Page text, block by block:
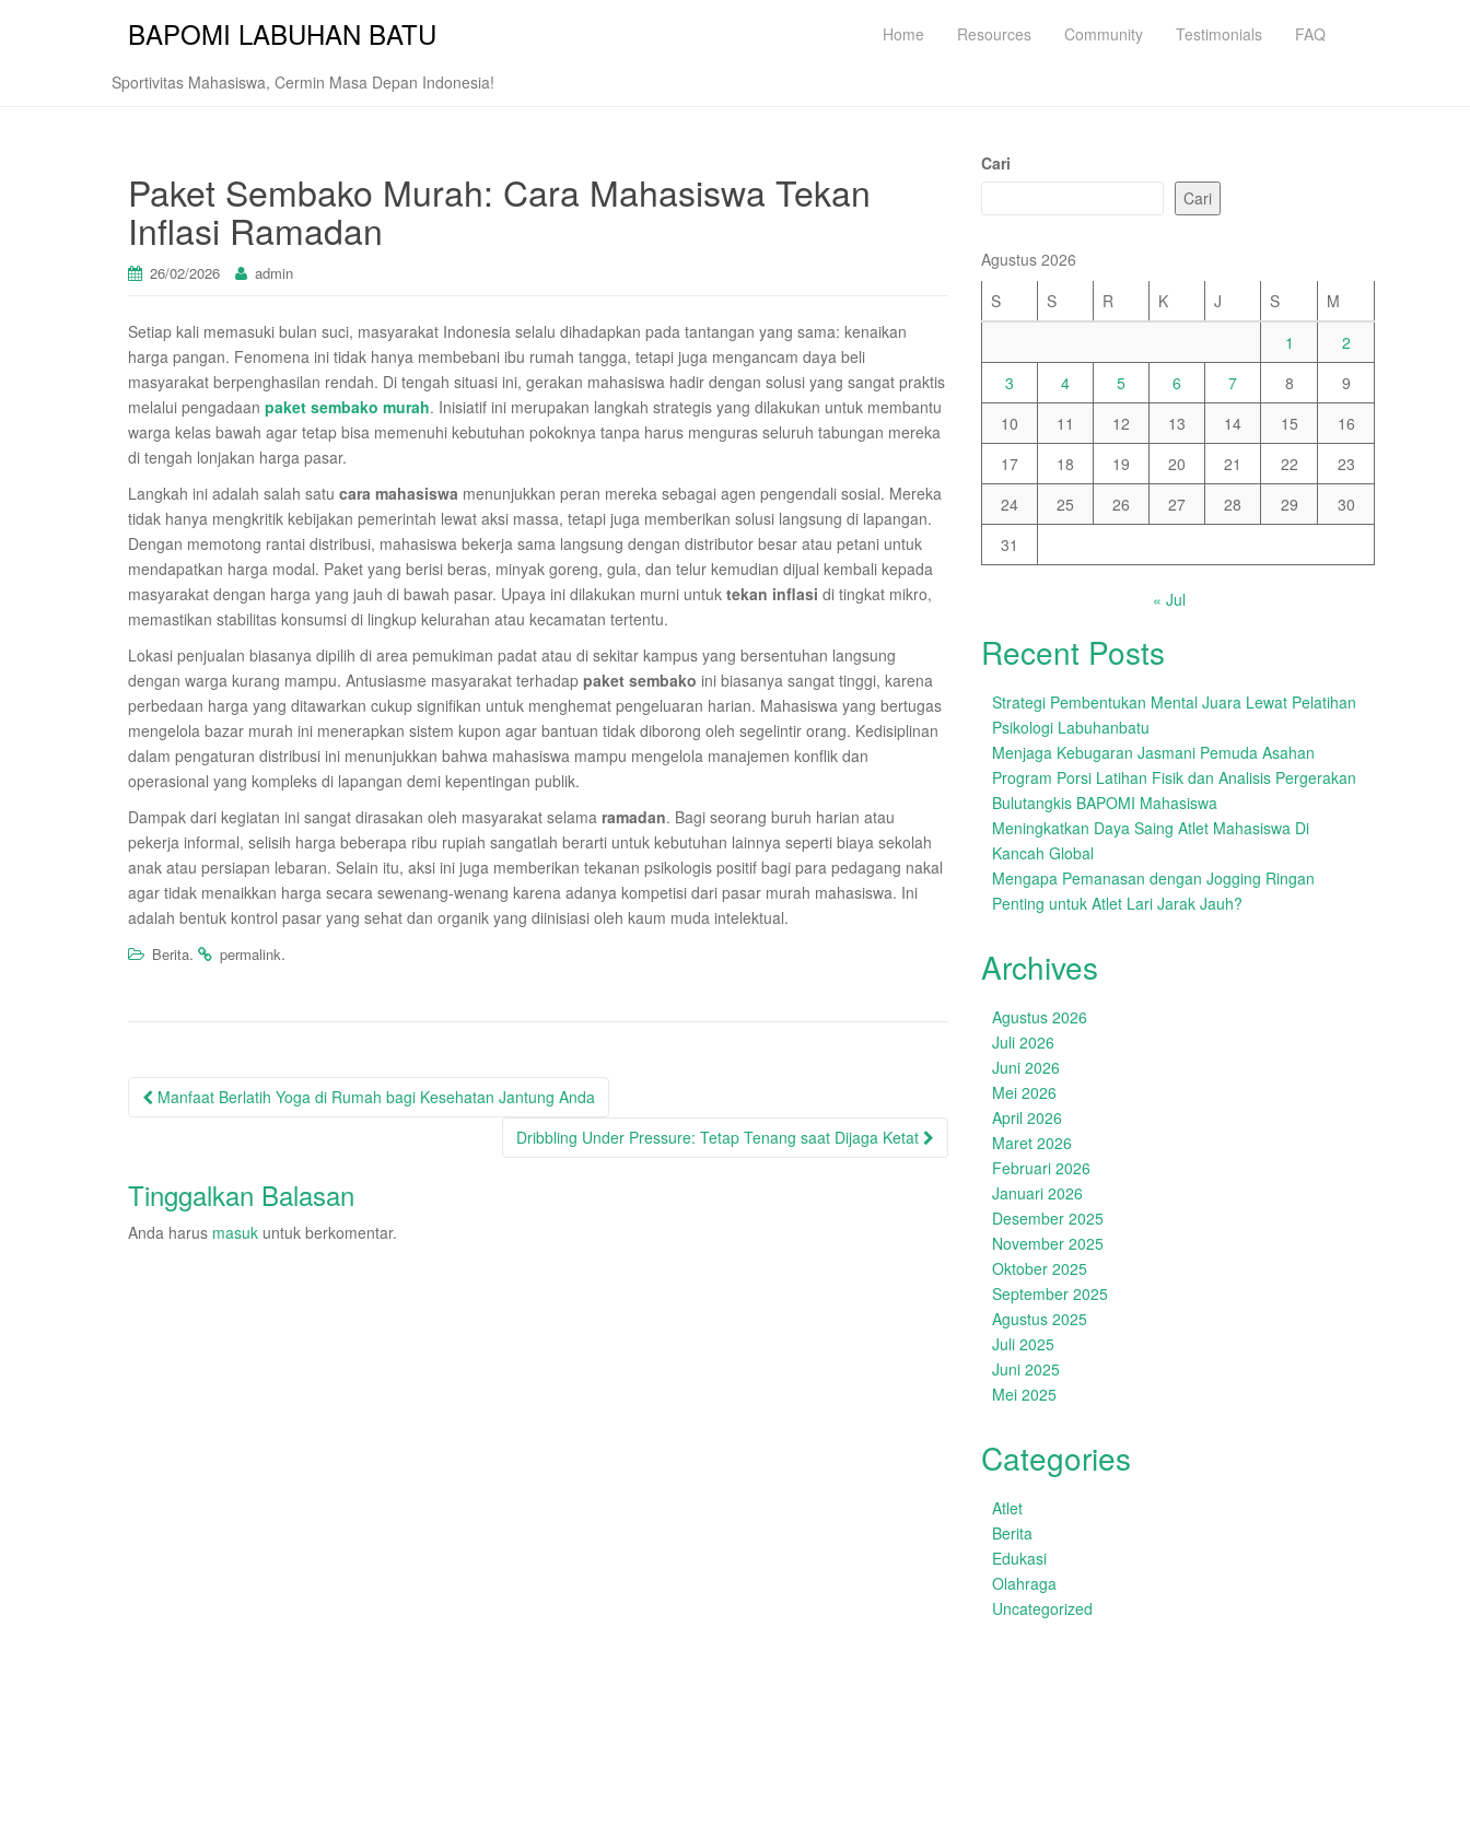
BAPOMI LABUHAN BATU
Sportivitas Mahasiswa, Cermin Masa Depan Indonesia!
Home Resources Community Testimonials FAQ
Paket Sembako Murah: Cara Mahasiswa Tekan
Inflasi Ramadan
26/02/2026 admin
Setiap kali memasuki bulan suci, masyarakat Indonesia selalu dihadapkan pada tantangan yang sama: kenaikan
harga pangan. Fenomena ini tidak hanya membebani ibu rumah tangga, tetapi juga mengancam daya beli
masyarakat berpenghasilan rendah. Di tengah situasi ini, gerakan mahasiswa hadir dengan solusi yang sangat praktis
melalui pengadaan paket sembako murah. Inisiatif ini merupakan langkah strategis yang dilakukan untuk membantu
warga kelas bawah agar tetap bisa memenuhi kebutuhan pokoknya tanpa harus menguras seluruh tabungan mereka
di tengah lonjakan harga pasar.
Langkah ini adalah salah satu cara mahasiswa menunjukkan peran mereka sebagai agen pengendali sosial. Mereka
tidak hanya mengkritik kebijakan pemerintah lewat aksi massa, tetapi juga memberikan solusi langsung di lapangan.
Dengan memotong rantai distribusi, mahasiswa bekerja sama langsung dengan distributor besar atau petani untuk
mendapatkan harga modal. Paket yang berisi beras, minyak goreng, gula, dan telur kemudian dijual kembali kepada
masyarakat dengan harga yang jauh di bawah pasar. Upaya ini dilakukan murni untuk tekan inflasi di tingkat mikro,
memastikan stabilitas konsumsi di lingkup kelurahan atau kecamatan tertentu.
Lokasi penjualan biasanya dipilih di area pemukiman padat atau di sekitar kampus yang bersentuhan langsung
dengan warga kurang mampu. Antusiasme masyarakat terhadap paket sembako ini biasanya sangat tinggi, karena
perbedaan harga yang ditawarkan cukup signifikan untuk menghemat pengeluaran harian. Mahasiswa yang bertugas
mengelola bazar murah ini menerapkan sistem kupon agar bantuan tidak diborong oleh segelintir orang. Kedisiplinan
dalam pengaturan distribusi ini menunjukkan bahwa mahasiswa mampu mengelola manajemen konflik dan
operasional yang kompleks di lapangan demi kepentingan publik.
Dampak dari kegiatan ini sangat dirasakan oleh masyarakat selama ramadan. Bagi seorang buruh harian atau
pekerja informal, selisih harga beberapa ribu rupiah sangatlah berarti untuk kebutuhan lainnya seperti biaya sekolah
anak atau persiapan lebaran. Selain itu, aksi ini juga memberikan tekanan psikologis positif bagi para pedagang nakal
agar tidak menaikkan harga secara sewenang-wenang karena adanya kompetisi dari pasar murah mahasiswa. Ini
adalah bentuk kontrol pasar yang sehat dan organik yang diinisiasi oleh kaum muda intelektual.
Berita. permalink.
Post
Manfaat Berlatih Yoga di Rumah bagi Kesehatan Jantung Anda
Dribbling Under Pressure: Tetap Tenang saat Dijaga Ketat
Tinggalkan Balasan
Anda harus masuk untuk berkomentar.
Cari
Cari
Agustus 2026
S
S R K J S
M
1
2
3
4 5 6 7 8
9
10
11 12 13 14 15
16
17
18 19 20 21 22
23
24
25 26 27 28 29
30
31
« Jul
Recent Posts
Strategi Pembentukan Mental Juara Lewat Pelatihan
Psikologi Labuhanbatu
Menjaga Kebugaran Jasmani Pemuda Asahan
Program Porsi Latihan Fisik dan Analisis Pergerakan
Bulutangkis BAPOMI Mahasiswa
Meningkatkan Daya Saing Atlet Mahasiswa Di
Kancah Global
Mengapa Pemanasan dengan Jogging Ringan
Penting untuk Atlet Lari Jarak Jauh?
Archives
Agustus 2026
Juli 2026
Juni 2026
Mei 2026
April 2026
Maret 2026
Februari 2026
Januari 2026
Desember 2025
November 2025
Oktober 2025
September 2025
Agustus 2025
Juli 2025
Juni 2025
Mei 2025
Categories
Atlet
Berita
Edukasi
Olahraga
Uncategorized